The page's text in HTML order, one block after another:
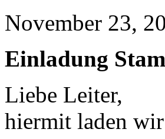
November 23,
Einladung
Liebe Leiter,
hiermit laden